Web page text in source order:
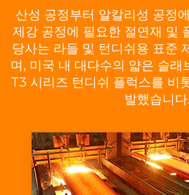
산성 공정부터 알칼리성 공정
제강 공정에 필요한 절연재 및
당사는 라들 및 턴디쉬용 표준
며, 미국 내 대다수의 얇은 슬래
T3 시리즈 턴디쉬 플럭스를 비
발했습니다.